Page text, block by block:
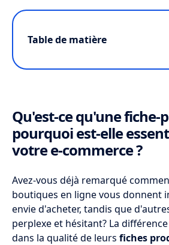
Table de matière
Qu'est-ce qu'une fiche-
Comment rédiger un titre
produit accrocheur ?
Quelles informations
Comment structurer la
produit de manière
Comment optimiser votre
Qu'est-ce qu'une fiche-
pourquoi est-elle
votre e-commerce ?
Avez-vous déjà remarqué
boutiques en ligne vous donnent
envie d'acheter, tandis que
perplexe et hésitant? La
dans la qualité de leurs fiches